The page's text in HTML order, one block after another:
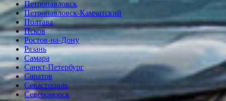
Петропавловск
Петропавловск-Камчатский
Полтава
Псков
Ростов-на-Дону
Рязань
Самара
Санкт-Петербург
Саратов
Севастополь
Североморск